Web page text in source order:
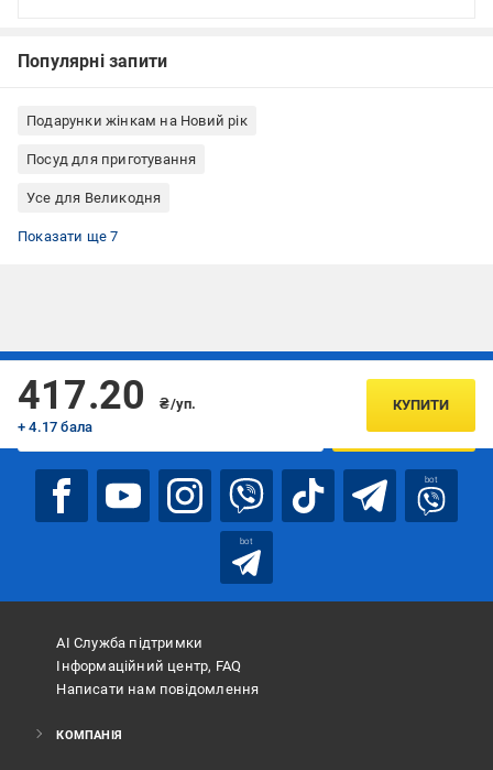
Популярні запити
Подарунки жінкам на Новий рік
Посуд для приготування
Усе для Великодня
Форми для випічки Zenker
Форми для випічки торта і пирога
Сталеві форми для випічки
Форми для торта і пирога сталеві
Форми для випічки Німеччина
Форми для випічки набір
Антипригарні форми для випічки
Показати ще 7
417.20
₴/уп.
+ 4.17 бала
КУПИТИ
Підписуйтесь, щоб дізнаватись першим про акції та пропозиції
ПІДПИСАТИСЯ
bot
bot
АІ Служба підтримки
Інформаційний центр, FAQ
Написати нам повідомлення
КОМПАНІЯ